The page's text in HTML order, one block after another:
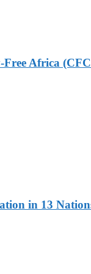
Africa
in 13